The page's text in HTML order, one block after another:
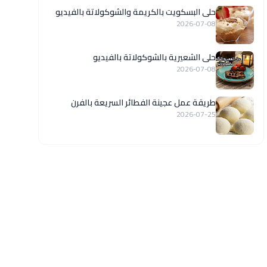
حلى البسكويت بالكريمة والشوكولاتة بالفيديو
2026-07-08
حلى الشعيرية بالشوكولاتة بالفيديو
2026-07-08
طريقة عمل عجينة الفطائر السريعة بالفرن
2026-07-25